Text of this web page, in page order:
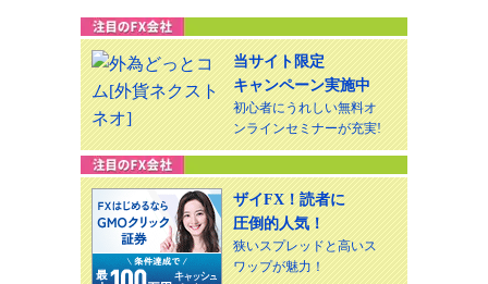
当サイト限定
キャンペーン実施中
初心者にうれしい無料オ
ンラインセミナーが充実!
ザイFX！読者に
圧倒的人気！
狭いスプレッドと高いス
ワップが魅力！